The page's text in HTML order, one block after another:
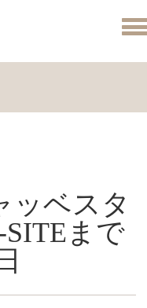
ッベスタ
まで